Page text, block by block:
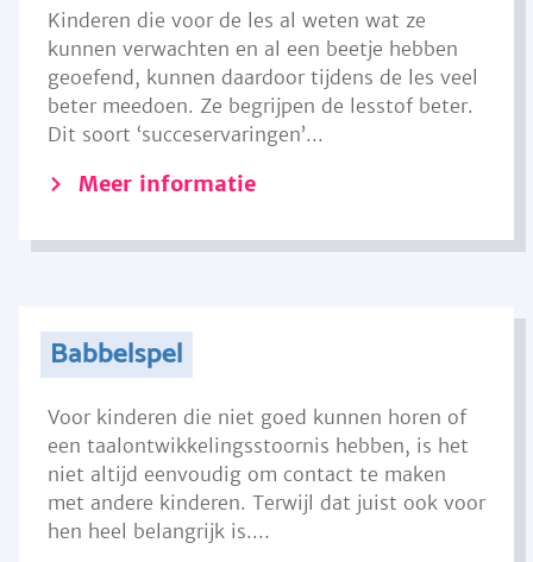
Kinderen die voor de les al weten wat ze
kunnen verwachten en al een beetje hebben
geoefend, kunnen daardoor tijdens de les veel
beter meedoen. Ze begrijpen de lesstof beter.
Dit soort ‘succeservaringen’...
Meer informatie
Babbelspel
Voor kinderen die niet goed kunnen horen of
een taalontwikkelingsstoornis hebben, is het
niet altijd eenvoudig om contact te maken
met andere kinderen. Terwijl dat juist ook voor
hen heel belangrijk is....